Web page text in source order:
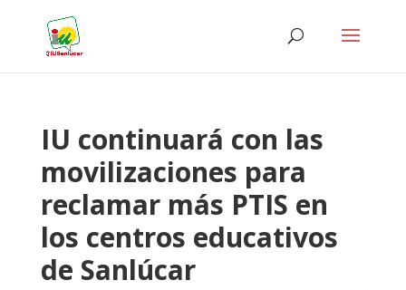
IU continuará con las
movilizaciones para
reclamar más PTIS en
los centros educativos
de Sanlúcar